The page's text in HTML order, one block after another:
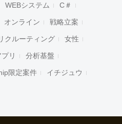
WEBシステム C＃
オンライン 戦略立案
クルーティング 女性
リ 分析基盤
限定案件 イチジュウ